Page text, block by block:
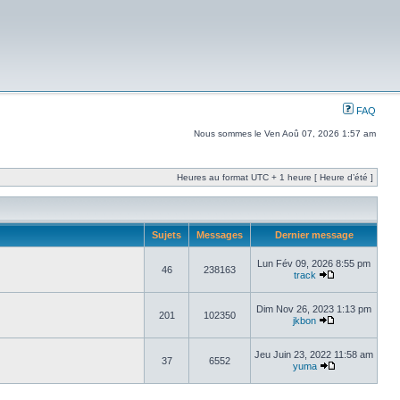
FAQ
Nous sommes le Ven Aoû 07, 2026 1:57 am
Heures au format UTC + 1 heure [ Heure d’été ]
Sujets Messages Dernier message
46 238163
Lun Fév 09, 2026 8:55 pm
track
201 102350
Dim Nov 26, 2023 1:13 pm
jkbon
37 6552
Jeu Juin 23, 2022 11:58 am
yuma